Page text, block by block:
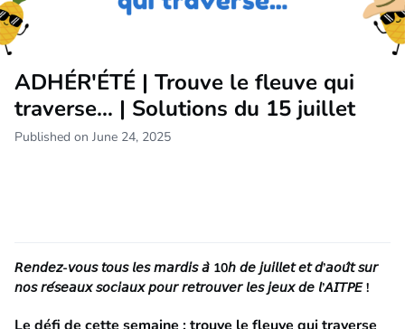
ADHÉR'ÉTÉ | Trouve le fleuve qui
traverse… | Solutions du 15 juillet
Published on June 24, 2025
𝘙𝘦𝘯𝘥𝘦𝘻-𝘷𝘰𝘶𝘴 𝘵𝘰𝘶𝘴 𝘭𝘦𝘴 𝘮𝘢𝘳𝘥𝘪𝘴 𝘢̀ 10𝘩 𝘥𝘦 𝘫𝘶𝘪𝘭𝘭𝘦𝘵 𝘦𝘵 𝘥’𝘢𝘰𝘶̂𝘵 𝘴𝘶𝘳
𝘯𝘰𝘴 𝘳𝘦́𝘴𝘦𝘢𝘶𝘹 𝘴𝘰𝘤𝘪𝘢𝘶𝘹 𝘱𝘰𝘶𝘳 𝘳𝘦𝘵𝘳𝘰𝘶𝘷𝘦𝘳 𝘭𝘦𝘴 𝘫𝘦𝘶𝘹 𝘥𝘦 𝘭’𝘈𝘐𝘛𝘗𝘌 !